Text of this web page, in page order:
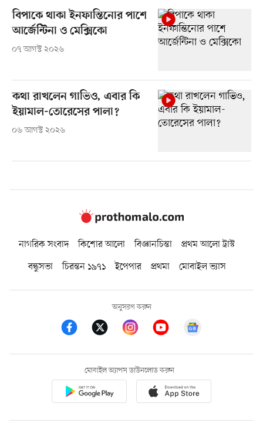
বিপাকে থাকা ইনফান্তিনোর পাশে
আর্জেন্টিনা ও মেক্সিকো
০৭ আগস্ট ২০২৬
কথা রাখলেন গাভিও, এবার কি
ইয়ামাল-তোরেসের পালা?
০৬ আগস্ট ২০২৬
নাগরিক সংবাদ কিশোর আলো বিজ্ঞানচিন্তা
প্রথম আলো ট্রাস্ট
বন্ধুসভা
চিরন্তন ১৯৭১ ইপেপার প্রথমা মোবাইল ভ্যাস
অনুসরণ করুন
মোবাইল অ্যাপস ডাউনলোড করুন